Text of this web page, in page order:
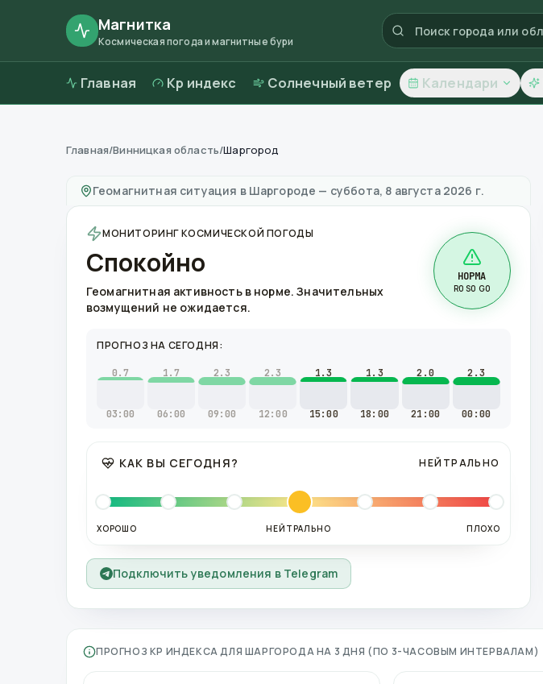
Магнитка
Космическая погода и магнитные бури
Главная Kp индекс Солнечный ветер Календари
Магнитные бури вШаргороде—
Главная/Винницкая область/Шаргород
Геомагнитная ситуация в Шаргороде — суббота, 8 августа 2026 г.
МОНИТОРИНГ КОСМИЧЕСКОЙ ПОГОДЫ
Спокойно
Геомагнитная активность в норме. Значительных
возмущений не ожидается.
НОРМА
R0 S0 G0
ПРОГНОЗ НА СЕГОДНЯ:
0.7
03:00
1.7
06:00
2.3
09:00
2.3
12:00
1.3
15:00
1.3
18:00
2.0
21:00
2.3
00:00
КАК ВЫ СЕГОДНЯ? НЕЙТРАЛЬНО
ХОРОШО НЕЙТРАЛЬНО ПЛОХО
Подключить уведомления в Telegram
ПРОГНОЗ KP ИНДЕКСА ДЛЯ ШАРГОРОДАНА 3 ДНЯ (ПО 3-ЧАСОВЫМ ИНТЕРВАЛАМ)